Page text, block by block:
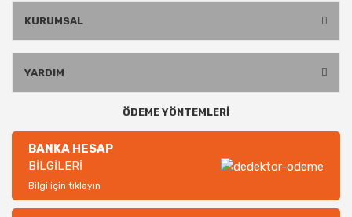
KURUMSAL
YARDIM
ÖDEME YÖNTEMLERİ
BANKA HESAP
BİLGİLERİ
Bilgi için tıklayın